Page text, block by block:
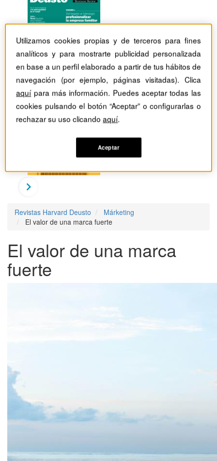
Revistas Harvard Deusto
Márketing
El valor de una marca fuerte
El valor de una marca
fuerte
Utilizamos cookies propias y de terceros para fines
analíticos y para mostrarte publicidad personalizada
en base a un perfil elaborado a partir de tus hábitos de
navegación (por ejemplo, páginas visitadas). Clica
aquípara más información. Puedes aceptar todas las
cookies pulsando el botón “Aceptar” o configurarlas o
rechazar su uso clicandoaquí.
Aceptar